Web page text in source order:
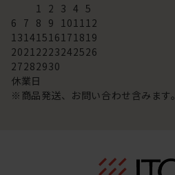
1 2 3 4 5
6 7 8 9 101112
13141516171819
20212223242526
27282930
休業日
※商品発送、お問い合わせ含みます。